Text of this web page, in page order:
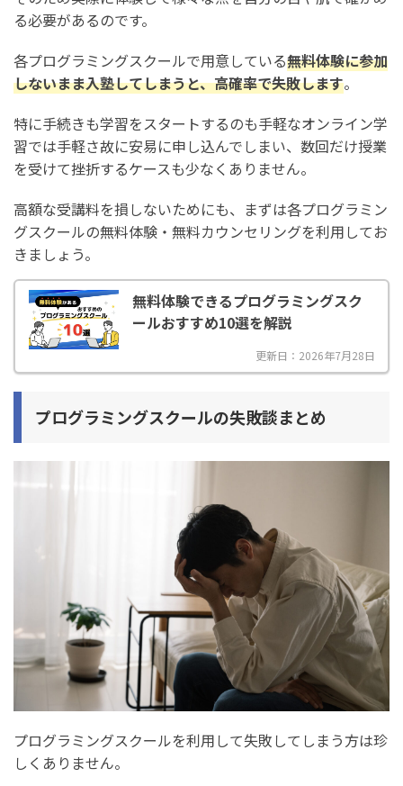
る必要があるのです。
各プログラミングスクールで用意している無料体験に参加
しないまま入塾してしまうと、高確率で失敗します。
特に手続きも学習をスタートするのも手軽なオンライン学
習では手軽さ故に安易に申し込んでしまい、数回だけ授業
を受けて挫折するケースも少なくありません。
高額な受講料を損しないためにも、まずは各プログラミン
グスクールの無料体験・無料カウンセリングを利用してお
きましょう。
無料体験できるプログラミングスク
ールおすすめ10選を解説
更新日：2026年7月28日
プログラミングスクールの失敗談まとめ
プログラミングスクールを利用して失敗してしまう方は珍
しくありません。